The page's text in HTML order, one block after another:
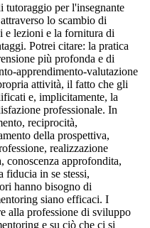
per l'insegnante
lo scambio di
e lezioni e la fornitura di
Potrei citare: la pratica
più profonda e di
apprendimento-valutazione
attività, il fatto che gli
e, implicitamente, la
professionale. In
reciprocità,
della prospettiva,
realizzazione
conoscenza approfondita,
fiducia in se stessi,
hanno bisogno di
siano efficaci. I
alla professione di sviluppo
e su ciò che ci si